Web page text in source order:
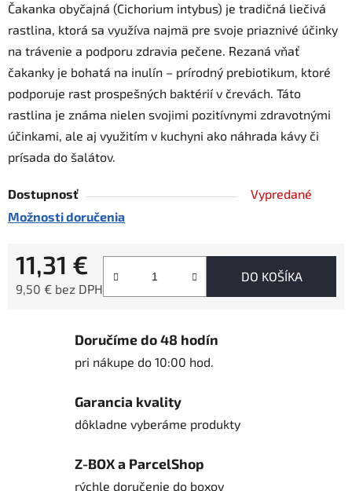
Čakanka obyčajná (Cichorium intybus) je tradičná liečivá
rastlina, ktorá sa využíva najmä pre svoje priaznivé účinky
na trávenie a podporu zdravia pečene. Rezaná vňať
čakanky je bohatá na inulín – prírodný prebiotikum, ktoré
podporuje rast prospešných baktérií v črevách. Táto
rastlina je známa nielen svojimi pozitívnymi zdravotnými
účinkami, ale aj využitím v kuchyni ako náhrada kávy či
prísada do šalátov.
Dostupnosť
Vypredané
Možnosti doručenia
11,31 €
9,50 € bez DPH
DO KOŠÍKA
Doručíme do 48 hodín
pri nákupe do 10:00 hod.
Garancia kvality
dôkladne vyberáme produkty
Z-BOX a ParcelShop
rýchle doručenie do boxov